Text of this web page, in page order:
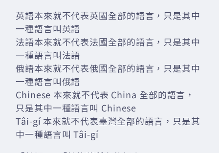
英語本來就不代表英國全部的語言，只是其中
一種語言叫英語
法語本來就不代表法國全部的語言，只是其中
一種語言叫法語
俄語本來就不代表俄國全部的語言，只是其中
一種語言叫俄語
Chinese 本來就不代表 China 全部的語言，
只是其中一種語言叫 Chinese
Tâi-gí 本來就不代表臺灣全部的語言，只是其
中一種語言叫 Tâi-gí